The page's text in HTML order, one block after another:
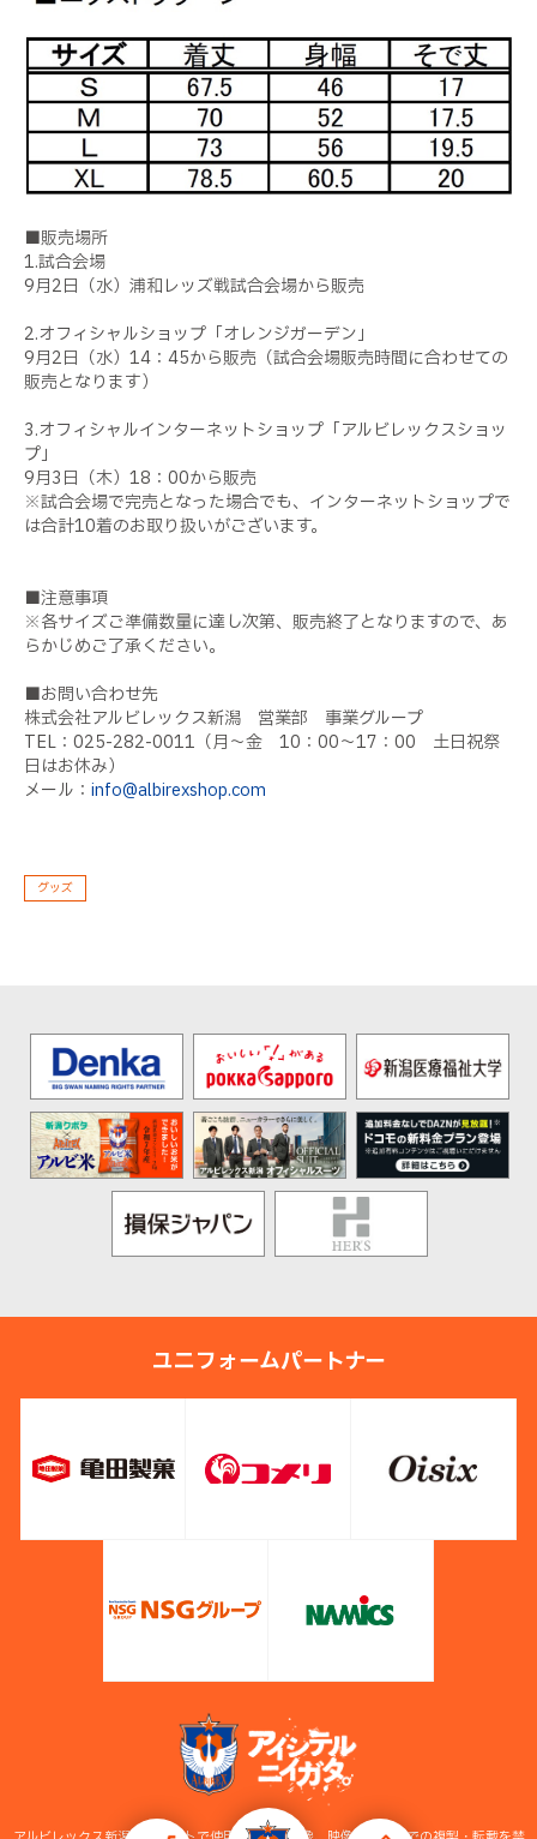
■販売場所
1.試合会場
9月2日（水）浦和レッズ戦試合会場から販売
2.オフィシャルショップ「オレンジガーデン」
9月2日（水）14：45から販売（試合会場販売時間に合わせての
販売となります）
3.オフィシャルインターネットショップ「アルビレックスショッ
プ」
9月3日（木）18：00から販売
※試合会場で完売となった場合でも、インターネットショップで
は合計10着のお取り扱いがございます。
■注意事項
※各サイズご準備数量に達し次第、販売終了となりますので、あ
らかじめご了承ください。
■お問い合わせ先
株式会社アルビレックス新潟 営業部 事業グループ
TEL：025-282-0011（月～金 10：00～17：00 土日祝祭
日はお休み）
メール： info@albirexshop.com
グッズ
ユニフォームパートナー